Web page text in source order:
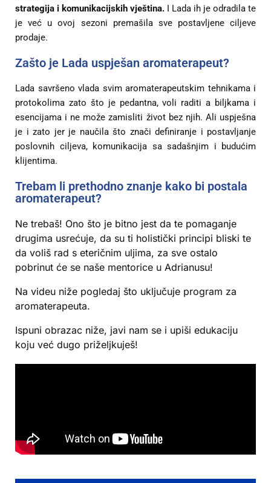
strategija i komunikacijskih vještina. I Lada ih je odradila te
je već u ovoj sezoni premašila sve postavljene ciljeve
prodaje.
Zašto je Lada uspješan aromaterapeut?
Lada savršeno vlada svim aromaterapeutskim tehnikama i
protokolima zato što je pedantna, voli raditi a biljkama i
esencijama i ne može zamisliti život bez njih. Ali uspješna
je i zato jer je naučila što znači definiranje i postavljanje
poslovnih ciljeva, komunikacija sa sadašnjim i budućim
klijentima.
Trebam li prethodno znanje kako bi postala
aromaterapeut?
Ne trebaš! Ono što je bitno jest da te pomaganje
drugima usrećuje, da su ti holistički principi bliski te
da voliš rad s eteričnim uljima, za sve ostalo
pobrinut će se naše mentorice u Adrianusu!
Na videu niže pogledaj što uključuje program za
aromaterapeuta.
Ispuni obrazac niže, javi nam se i upiši edukaciju
koju već dugo priželjkuješ!